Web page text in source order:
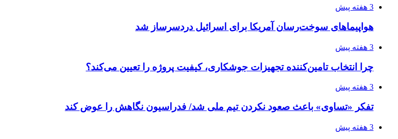
3 هفته پیش
هواپیماهای سوخت‌رسان آمریکا برای اسرائیل دردسرساز شد
3 هفته پیش
چرا انتخاب تامین‌کننده تجهیزات جوشکاری، کیفیت پروژه را تعیین می‌کند؟
3 هفته پیش
تفکر «تساوی» باعث صعود نکردن تیم ملی شد/ فدراسیون نگاهش را عوض کند
3 هفته پیش